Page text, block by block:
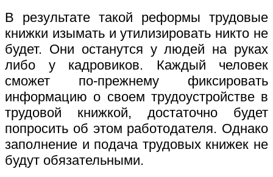
В результате такой реформы трудовые
книжки изымать и утилизировать никто не
будет. Они останутся у людей на руках
либо у кадровиков. Каждый человек
сможет по-прежнему фиксировать
информацию о своем трудоустройстве в
трудовой книжкой, достаточно будет
попросить об этом работодателя. Однако
заполнение и подача трудовых книжек не
будут обязательными.